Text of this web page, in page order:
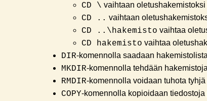
CD \ vaihtaan
CD .. vaihtaan
CD ..\hakemisto vaihtaa
CD hakemisto vaihtaa
DIR-komennolla saadaan
MKDIR-komennolla tehdään
RMDIR-komennolla voidaan tuhota
COPY-komennolla kopioidaan tiedostoja